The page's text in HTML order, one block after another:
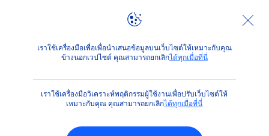
เราใช้เครื่องมือเพื่อเพื่อนำเสนอข้อมูลบนเว็บไซต์ให้เหมาะกับคุณ
ข้างนอกเวปไซต์ คุณสามารถยกเลิกได้ทุกเมื่อที่นี่
เราใช้เครื่องมือวิเคราะห์พฤติกรรมผู้ใช้งานเพื่อปรับเว็บไซต์ให้
เหมาะกับคุณ คุณสามารถยกเลิกได้ทุกเมื่อที่นี่
ผลิตภัณฑ์ ปกป้องผิวจากแสงแดด ได้เวลาสนุกกับแสงแดด
(4)
นีเวีย ซัน ออยล์คอนโทรล แอนด์
พอร์รีไฟน์นิ่ง เซรั่ม